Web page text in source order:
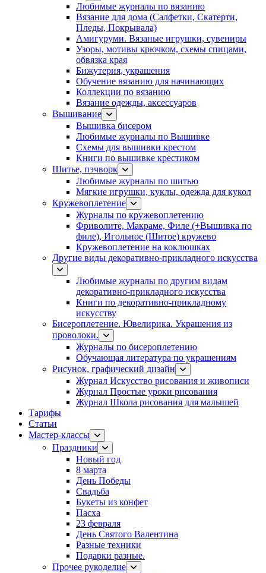
Любимые журналы по вязанию
Вязание для дома (Салфетки, Скатерти,
Пледы, Покрывала)
Амигуруми. Вязаные игрушки, сувениры
Узоры, мотивы крючком, схемы спицами,
обвязка края
Бижутерия, украшения
Обучение вязанию для начинающих
Коллекции по вязанию
Вязание одежды, аксессуаров
Вышивание
Вышивка бисером
Любимые журналы по Вышивке
Схемы для вышивки крестом
Книги по вышивке крестиком
Шитье, пэчворк
Любимые журналы по шитью
Мягкие игрушки, куклы, одежда для кукол
Кружевоплетение
Журналы по кружевоплетению
Фриволите, Макраме, Филе (+Вышивка по
филе), Игольное (Шитое) кружево
Кружевоплетение на коклюшках
Другие виды декоративно-прикладного искусства
Любимые журналы по другим видам
декоративно-прикладного искусства
Книги по декоративно-прикладному
искусству
Бисероплетение. Ювелирика. Украшения из
проволоки.
Журналы по бисероплетению
Обучающая литература по украшениям
Рисунок, графический дизайн
Журнал Искусство рисования и живописи
Журнал Простые уроки рисования
Журнал Школа рисования для малышей
Тарифы
Статьи
Мастер-классы
Праздники
Новый год
8 марта
День Победы
Свадьба
Букеты из конфет
Пасха
23 февраля
День Святого Валентина
Разные техники
Подарки разные.
Прочее рукоделие